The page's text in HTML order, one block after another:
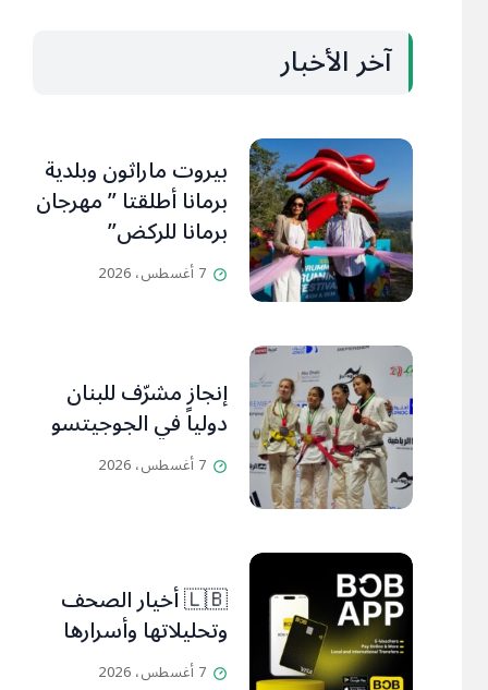
آخر الأخبار
بيروت ماراثون وبلدية
برمانا أطلقتا ” مهرجان
برمانا للركض”
7 أغسطس، 2026
إنجاز مشرّف للبنان
دولياً في الجوجيتسو
7 أغسطس، 2026
🇱🇧 أخيار الصحف
وتحليلاتها وأسرارها
7 أغسطس، 2026